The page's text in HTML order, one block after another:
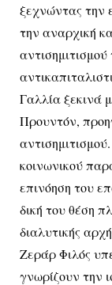
ξεχνώντας την
την αναρχική
Γαλλία ξεκινά
Προυντόν,
κοινωνικού
επινόηση του
δική του θέση
διαλυτικής
Ζεράρ Φιλός
γνωρίζουν την